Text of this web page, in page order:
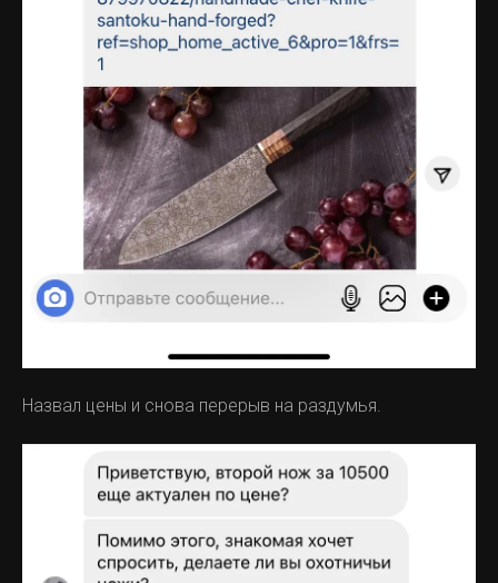
Назвал цены и снова перерыв на раздумья.